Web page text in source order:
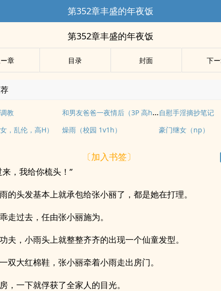
第352章丰盛的年夜饭
第352章丰盛的年夜饭
章 目录 封面 下
教 和男友爸爸一夜情后（3P 高h）自慰手淫摘抄笔记
，乱伦，高H）
燥雨（校园 1v1h） 豪门继女（np）
〔加入书签〕
来，我给你梳头！”
的头发基本上就承包给张小丽了，都是她在打理。
走过去，任由张小丽施为。
夫，小雨头上就整整齐齐的出现一个仙童发型。
双大红棉鞋，张小丽牵着小雨走出房门。
，一下就俘获了全家人的目光。